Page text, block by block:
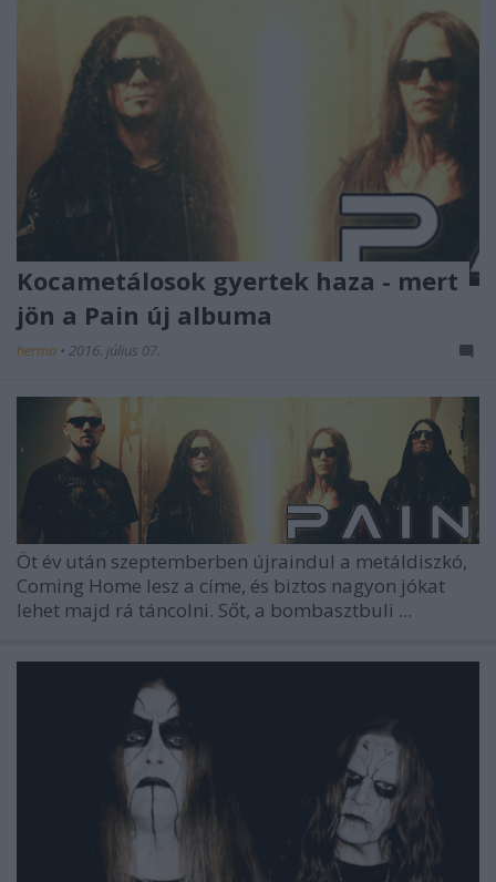
Kocametálosok gyertek haza - mert
jön a Pain új albuma
herma • 2016. július 07.
Öt év után szeptemberben újraindul a metáldiszkó,
Coming Home lesz a címe, és biztos nagyon jókat
lehet majd rá táncolni. Sőt, a bombasztbuli ...